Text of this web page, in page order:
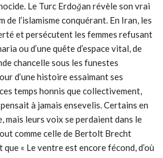
Le Turc Erdoğan révèle son vrai
de l’islamisme conquérant. En Iran, les
et persécutent les femmes refusant
ou d’une quête d’espace vital, de
chancelle sous les funestes
d’une histoire essaimant ses
temps honnis que collectivement,
à jamais ensevelis. Certains en
mais leurs voix se perdaient dans le
comme celle de Bertolt Brecht
« Le ventre est encore fécond, d’où